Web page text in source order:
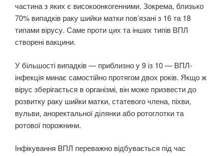
частина з яких є високоонкогенними. Зокрема, близько
70% випадків раку шийки матки пов’язані з 16 та 18
типами вірусу. Саме проти цих та інших типів ВПЛ
створені вакцини.
У більшості випадків — приблизно у 9 із 10 — ВПЛ-
інфекція минає самостійно протягом двох років. Якщо ж
вірус зберігається в організмі, він може призвести до
розвитку раку шийки матки, статевого члена, піхви,
вульви, аноректальної ділянки або ротоглотки та
ротової порожнини.
Інфікування ВПЛ переважно відбувається під час